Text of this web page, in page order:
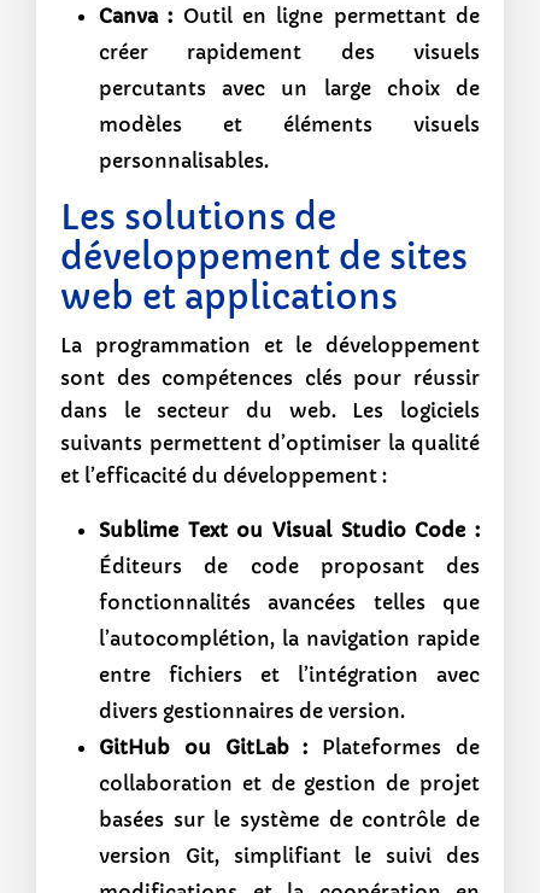
Canva : Outil en ligne permettant de
créer rapidement des visuels
percutants avec un large choix de
modèles et éléments visuels
personnalisables.
Les solutions de
développement de sites
web et applications
La programmation et le développement
sont des compétences clés pour réussir
dans le secteur du web. Les logiciels
suivants permettent d’optimiser la qualité
et l’efficacité du développement :
Sublime Text ou Visual Studio Code :
Éditeurs de code proposant des
fonctionnalités avancées telles que
l’autocomplétion, la navigation rapide
entre fichiers et l’intégration avec
divers gestionnaires de version.
GitHub ou GitLab : Plateformes de
collaboration et de gestion de projet
basées sur le système de contrôle de
version Git, simplifiant le suivi des